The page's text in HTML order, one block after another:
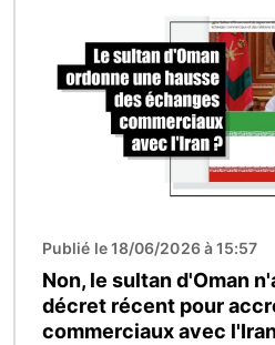
Publié le 18/06/2026 à 15:57
Non, le sultan d'Oman
décret récent pour
commerciaux avec